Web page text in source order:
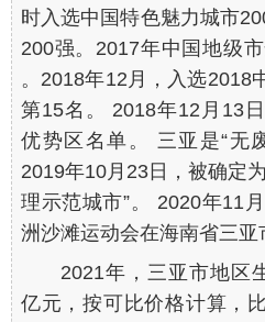
时入选中国特色魅力城市
200强。2017年中国地级
。2018年12月，入选2018
第15名。 2018年12月13
优势区名单。 三亚是“无
2019年10月23日，被确定
理示范城市”。 2020年11
洲沙滩运动会在海南省三亚
2021年，三亚市地区
亿元，按可比价格计算，